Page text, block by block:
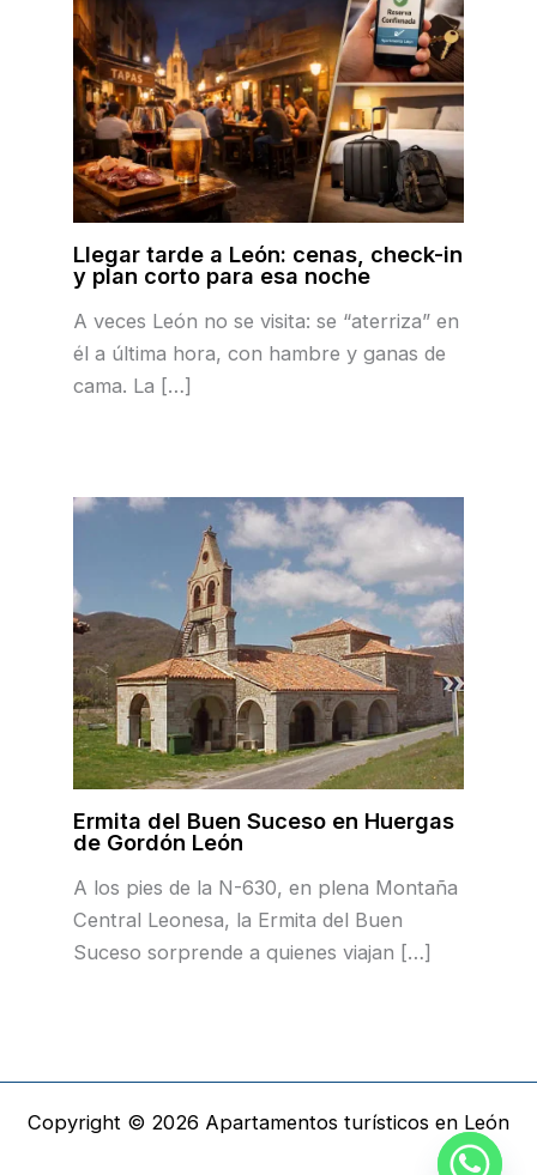
Llegar tarde a León: cenas, check-in
y plan corto para esa noche
A veces León no se visita: se “aterriza” en
él a última hora, con hambre y ganas de
cama. La […]
Ermita del Buen Suceso en Huergas
de Gordón León
A los pies de la N-630, en plena Montaña
Central Leonesa, la Ermita del Buen
Suceso sorprende a quienes viajan […]
Copyright © 2026 Apartamentos turísticos en León